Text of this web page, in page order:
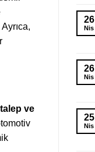
talep ve
26
Nis
26
Nis
25
Nis